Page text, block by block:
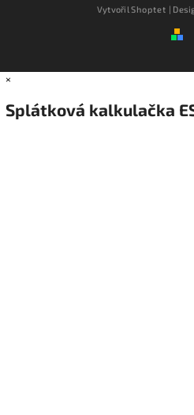
VytvořilShoptet |
×
Splátková kalkulačka